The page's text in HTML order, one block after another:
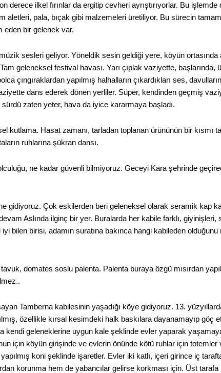
derece ilkel fırınlar da ergitip cevheri ayrıştırıyorlar. Bu
aletleri, pala, bıçak gibi malzemeleri üretiliyor. Bu sürecin
eden bir gelenek var.
sesleri geliyor. Yöneldik sesin geldiği yere, köyün
geleneksel festival havası. Yarı çıplak vaziyette, başlarında,
çıngıraklardan yapılmış halhalların çıkardıkları ses,
dans ederek dönen yerliler. Süper, kendinden geçmiş
zaten yeter, hava da iyice kararmaya başladı.
kutlama. Hasat zamanı, tarladan toplanan ürününün bir kısmı
ruhlarına şükran dansı.
ne kadar güvenli bilmiyoruz. Geceyi Kara şehrinde
gidiyoruz. Çok eskilerden beri geleneksel olarak seramik kap
Aslında ilginç bir yer. Buralarda her kabile farklı, giyinişleri,
iyi bilen birisi, adamın suratına bakınca hangi kabileden
domates soslu palenta. Palenta buraya özgü mısırdan
Tamberna kabilesinin yaşadığı köye gidiyoruz. 13.
özellikle kırsal kesimdeki halk baskılara dayanamayıp göç
kendi geleneklerine uygun kale şeklinde evler yaparak
için köyün girişinde ve evlerin önünde kötü ruhlar için totemler
koni şeklinde işaretler. Evler iki katlı, içeri girince iç
korunma hem de yabancılar gelirse korkması için. Üst tarafa